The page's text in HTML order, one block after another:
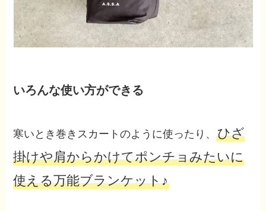
いろんな使い方ができる
寒いとき巻きスカートのように使ったり、ひざ
掛けや肩からかけてポンチョみたいに
使える万能ブランケット♪